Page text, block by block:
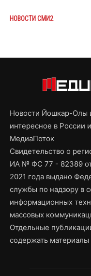
НОВОСТИ СМИ2
Новости Йошкар-Олы
интересное в России
МедиаПоток
Свидетельство о
ИА № ФС 77 - 82389
2021 года выдано
службы по надзору в
информационных
массовых
Отдельные
содержать материалы